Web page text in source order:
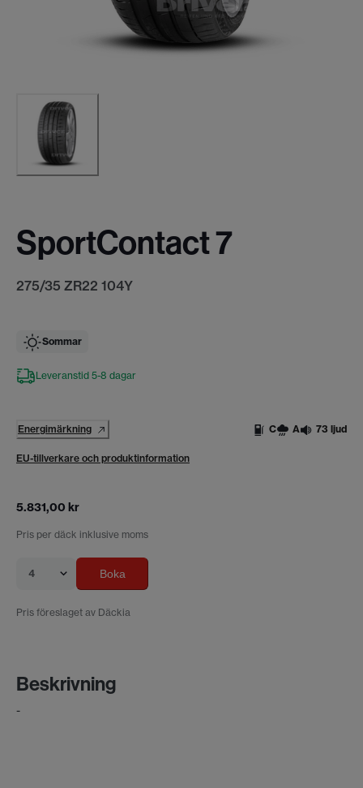
SportContact 7
275/35 ZR22 104Y
Sommar
Leveranstid 5-8 dagar
Energimärkning C A 73 ljud
EU-tillverkare och produktinformation
5.831,00 kr
Pris per däck inklusive moms
4 Boka
Pris föreslaget av Däckia
Beskrivning
-